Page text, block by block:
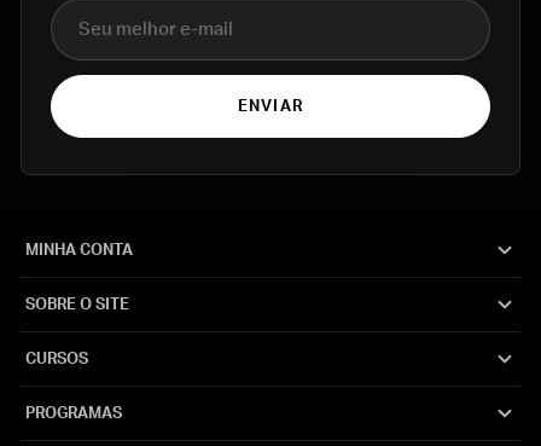
E-mail
ENVIAR
MINHA CONTA
SOBRE O SITE
CURSOS
PROGRAMAS